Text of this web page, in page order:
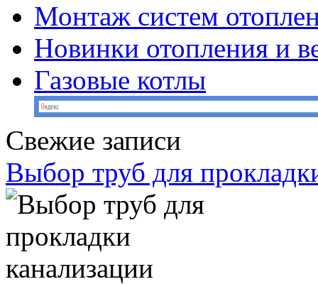
Монтаж систем
Новинки отопления и
Газовые котлы
Свежие записи
Выбор труб для